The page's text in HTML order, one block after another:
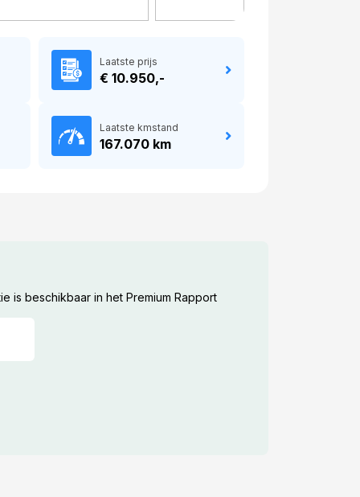
Laatste prijs
€ 10.950,-
Laatste kmstand
167.070 km
is beschikbaar in het Premium Rapport